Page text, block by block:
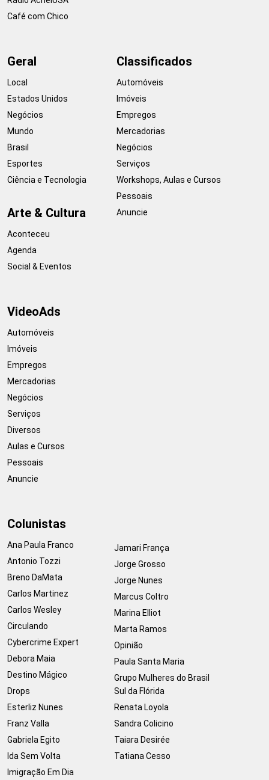
Café com Chico
Geral
Local
Estados Unidos
Negócios
Mundo
Brasil
Esportes
Ciência e Tecnologia
Arte & Cultura
Aconteceu
Agenda
Social & Eventos
Classificados
Automóveis
Imóveis
Empregos
Mercadorias
Negócios
Serviços
Workshops, Aulas e Cursos
Pessoais
Anuncie
VideoAds
Automóveis
Imóveis
Empregos
Mercadorias
Negócios
Serviços
Diversos
Aulas e Cursos
Pessoais
Anuncie
Colunistas
Ana Paula Franco
Antonio Tozzi
Breno DaMata
Carlos Martinez
Carlos Wesley
Circulando
Cybercrime Expert
Debora Maia
Destino Mágico
Drops
Esterliz Nunes
Franz Valla
Gabriela Egito
Ida Sem Volta
Imigração Em Dia
Jamari França
Jorge Grosso
Jorge Nunes
Marcus Coltro
Marina Elliot
Marta Ramos
Opinião
Paula Santa Maria
Grupo Mulheres do Brasil
Sul da Flórida
Renata Loyola
Sandra Colicino
Taiara Desirée
Tatiana Cesso